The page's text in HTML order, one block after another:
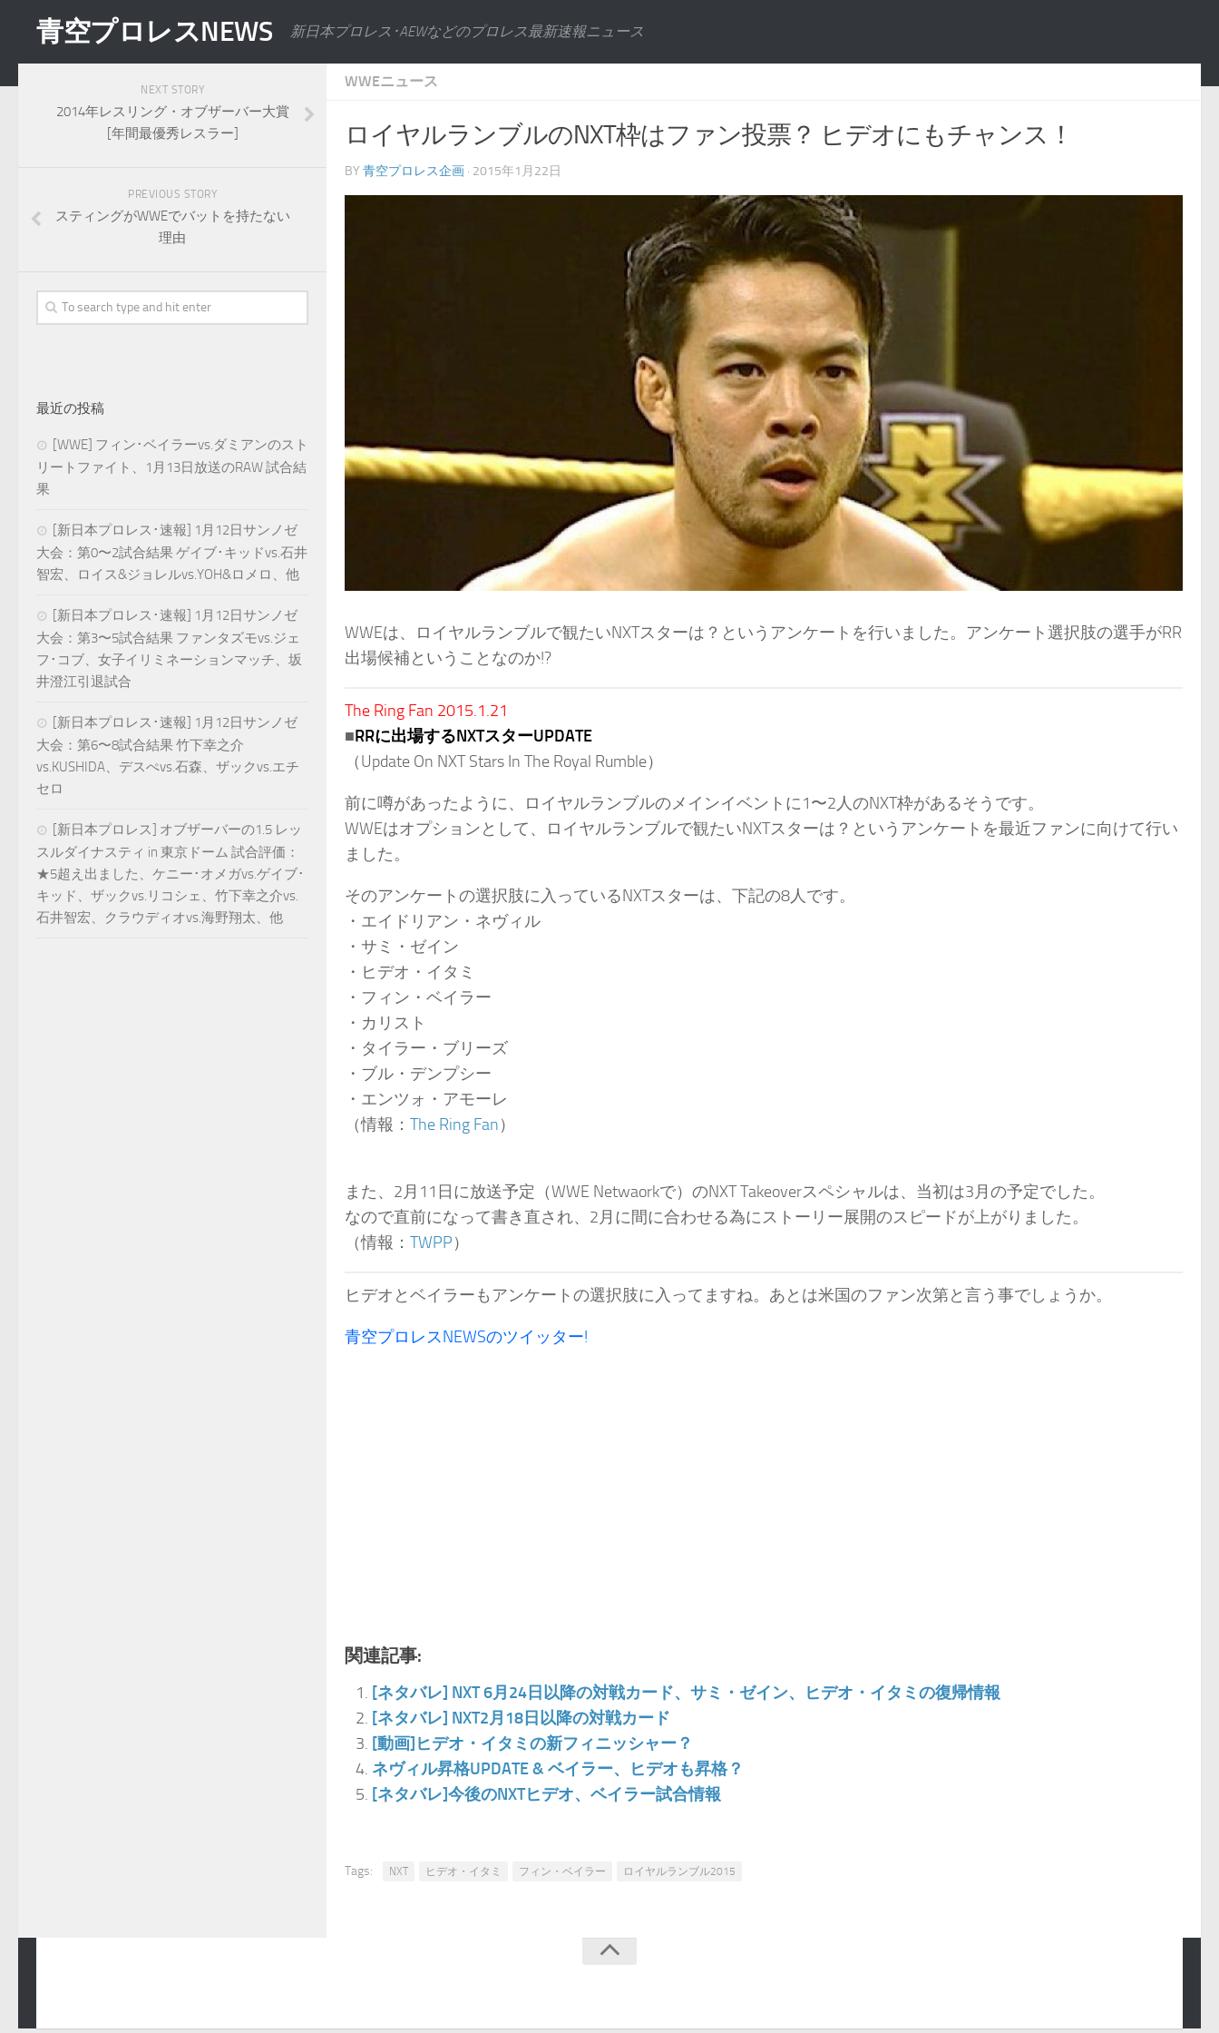
青空プロレスNEWS 新日本プロレス･AEWなどのプロレス最新速報ニュース
WWEニュース
ロイヤルランブルのNXT枠はファン投票？ ヒデオにもチャンス！
BY 青空プロレス企画 · 2015年1月22日
WWEは、ロイヤルランブルで観たいNXTスターは？というアンケートを行いました。アンケート選択肢の選手がRR
出場候補ということなのか!?
The Ring Fan 2015.1.21
■RRに出場するNXTスターUPDATE
（Update On NXT Stars In The Royal Rumble）
前に噂があったように、ロイヤルランブルのメインイベントに1〜2人のNXT枠があるそうです。
WWEはオプションとして、ロイヤルランブルで観たいNXTスターは？というアンケートを最近ファンに向けて行い
ました。
そのアンケートの選択肢に入っているNXTスターは、下記の8人です。
・エイドリアン・ネヴィル
・サミ・ゼイン
・ヒデオ・イタミ
・フィン・ベイラー
・カリスト
・タイラー・ブリーズ
・ブル・デンプシー
・エンツォ・アモーレ
（情報： The Ring Fan）
また、2月11日に放送予定（WWE Netwaorkで）のNXT Takeoverスペシャルは、当初は3月の予定でした。
なので直前になって書き直され、2月に間に合わせる為にストーリー展開のスピードが上がりました。
（情報： TWPP）
ヒデオとベイラーもアンケートの選択肢に入ってますね。あとは米国のファン次第と言う事でしょうか。
青空プロレスNEWSのツイッター!
関連記事:
[ネタバレ] NXT 6月24日以降の対戦カード、サミ・ゼイン、ヒデオ・イタミの復帰情報
[ネタバレ] NXT2月18日以降の対戦カード
[動画]ヒデオ・イタミの新フィニッシャー？
ネヴィル昇格UPDATE & ベイラー、ヒデオも昇格？
[ネタバレ]今後のNXTヒデオ、ベイラー試合情報
Tags: NXT ヒデオ・イタミ フィン・ベイラー ロイヤルランブル2015
NEXT STORY
2014年レスリング・オブザーバー大賞
[年間最優秀レスラー]
PREVIOUS STORY
スティングがWWEでバットを持たない
理由
最近の投稿
[WWE] フィン･ベイラーvs.ダミアンのスト
リートファイト、1月13日放送のRAW 試合結
果
[新日本プロレス･速報] 1月12日サンノゼ
大会：第0〜2試合結果 ゲイブ･キッドvs.石井
智宏、ロイス&ジョレルvs.YOH&ロメロ、他
[新日本プロレス･速報] 1月12日サンノゼ
大会：第3〜5試合結果 ファンタズモvs.ジェ
フ･コブ、女子イリミネーションマッチ、坂
井澄江引退試合
[新日本プロレス･速報] 1月12日サンノゼ
大会：第6〜8試合結果 竹下幸之介
vs.KUSHIDA、デスぺvs.石森、ザックvs.エチ
セロ
[新日本プロレス] オブザーバーの1.5 レッ
スルダイナスティ in 東京ドーム 試合評価：
★5超え出ました、ケニー･オメガvs.ゲイブ･
キッド、ザックvs.リコシェ、竹下幸之介vs.
石井智宏、クラウディオvs.海野翔太、他